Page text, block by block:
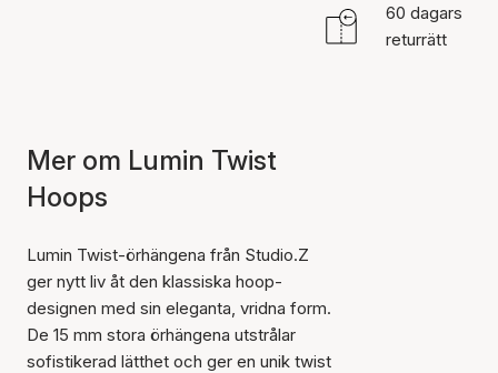
60 dagars
returrätt
Mer om Lumin Twist
Hoops
Lumin Twist-örhängena från Studio.Z
ger nytt liv åt den klassiska hoop-
designen med sin eleganta, vridna form.
De 15 mm stora örhängena utstrålar
sofistikerad lätthet och ger en unik twist